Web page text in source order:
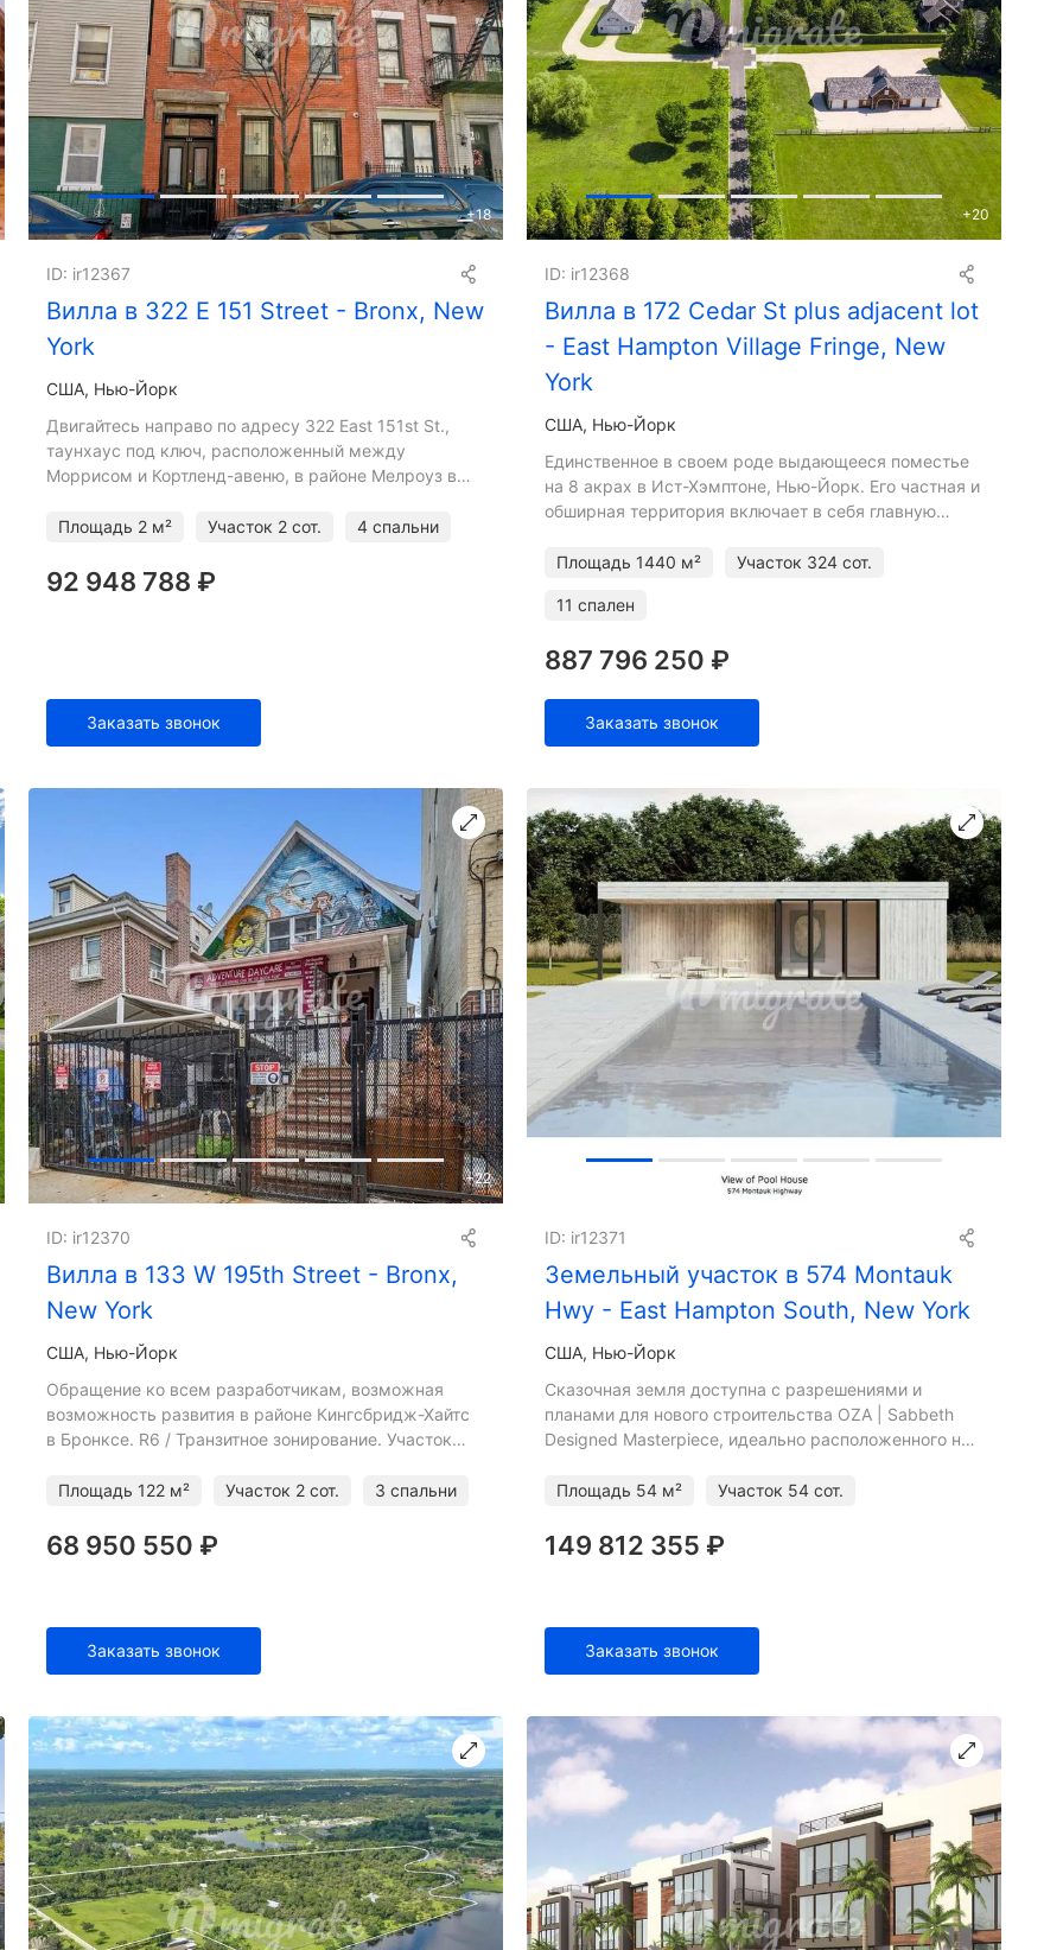
+18
Вилла в 322 E 151 Street - Bronx, New
York
ID: ir12367
США, Нью-Йорк
Двигайтесь направо по адресу 322 East 151st St.,
таунхаус под ключ, расположенный между
Моррисом и Кортленд-авеню, в районе Мелроуз в
был капитально отр
Площадь 2 м² Участок 2 сот. 4 спальни
92 948 788 ₽
Заказать звонок
+20
Вилла в 172 Cedar St plus adjacent lot
- East Hampton Village Fringe, New
York
ID: ir12368
США, Нью-Йорк
Единственное в своем роде выдающееся поместье
на 8 акрах в Ист-Хэмптоне, Нью-Йорк. Его частная и
обширная территория включает в себя главную
бассейна, сторожк
Площадь 1440 м² Участок 324 сот.
11 спален
887 796 250 ₽
Заказать звонок
+22
Вилла в 133 W 195th Street - Bronx,
New York
ID: ir12370
США, Нью-Йорк
Обращение ко всем разработчикам, возможная
возможность развития в районе Кингсбридж-Хайтс
в Бронксе. R6 / Транзитное зонирование. Участок
площадью 2,43. Покупат
Площадь 122 м² Участок 2 сот. 3 спальни
68 950 550 ₽
Заказать звонок
Земельный участок в 574 Montauk
Hwy - East Hampton South, New York
ID: ir12371
США, Нью-Йорк
Сказочная земля доступна с разрешениями и
планами для нового строительства OZA | Sabbeth
Designed Masterpiece, идеально расположенного на
уровнях элегантн
Площадь 54 м² Участок 54 сот.
149 812 355 ₽
Заказать звонок